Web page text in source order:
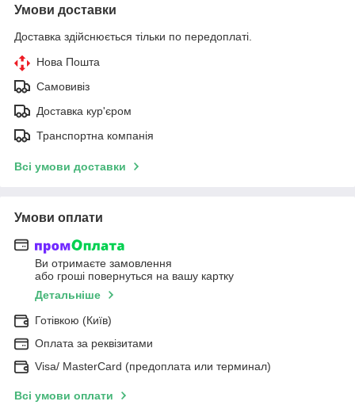
Умови доставки
Доставка здійснюється тільки по передоплаті.
Нова Пошта
Самовивіз
Доставка кур'єром
Транспортна компанія
Всі умови доставки
Умови оплати
Ви отримаєте замовлення
або гроші повернуться на вашу картку
Детальніше
Готівкою (Київ)
Оплата за реквізитами
Visa/ MasterCard (предоплата или терминал)
Всі умови оплати